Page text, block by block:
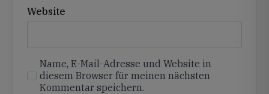
Website
Name, E-Mail-Adresse und Website in
diesem Browser für meinen nächsten
Kommentar speichern.